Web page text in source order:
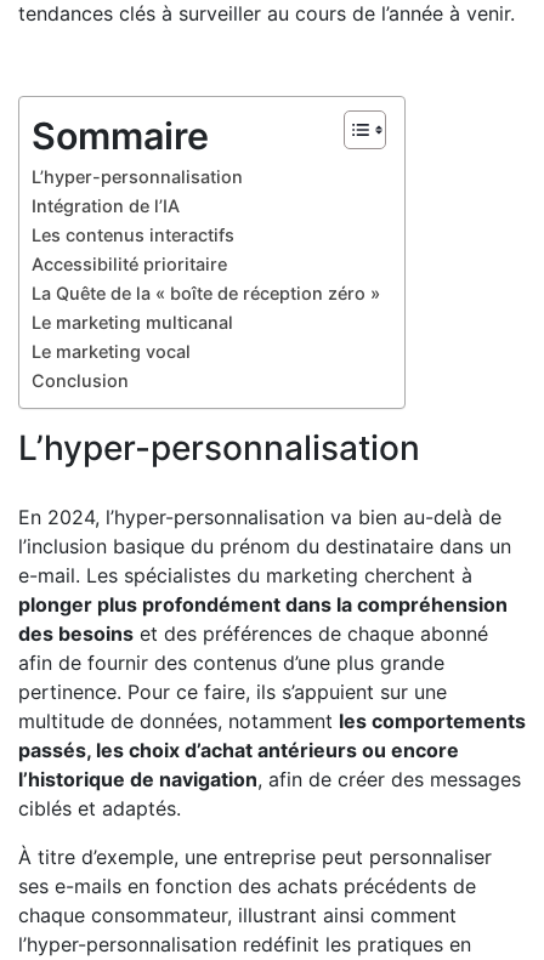
tendances clés à surveiller au cours de l’année à venir.
Sommaire
L’hyper-personnalisation
Intégration de l’IA
Les contenus interactifs
Accessibilité prioritaire
La Quête de la « boîte de réception zéro »
Le marketing multicanal
Le marketing vocal
Conclusion
L’hyper-personnalisation
En 2024, l’hyper-personnalisation va bien au-delà de
l’inclusion basique du prénom du destinataire dans un
e-mail. Les spécialistes du marketing cherchent à
plonger plus profondément dans la compréhension
des besoins et des préférences de chaque abonné
afin de fournir des contenus d’une plus grande
pertinence. Pour ce faire, ils s’appuient sur une
multitude de données, notamment les comportements
passés, les choix d’achat antérieurs ou encore
l’historique de navigation, afin de créer des messages
ciblés et adaptés.
À titre d’exemple, une entreprise peut personnaliser
ses e-mails en fonction des achats précédents de
chaque consommateur, illustrant ainsi comment
l’hyper-personnalisation redéfinit les pratiques en